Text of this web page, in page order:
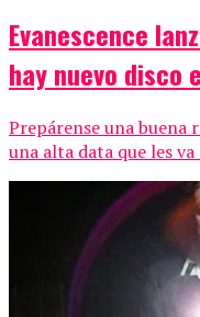
Evanescence
hay nuevo disco
Prepárense una buena
una alta data que les va